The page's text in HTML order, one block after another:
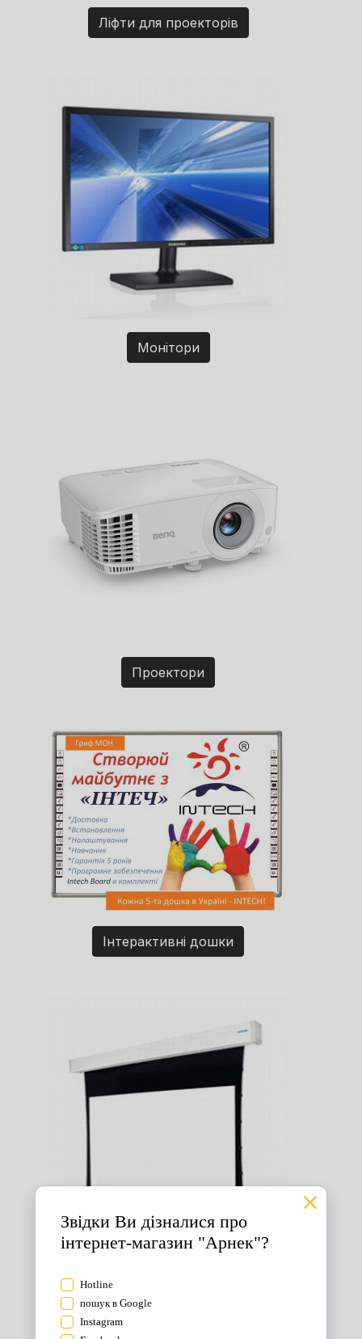
Ліфти для проекторів
Монітори
Проектори
Інтерактивні дошки